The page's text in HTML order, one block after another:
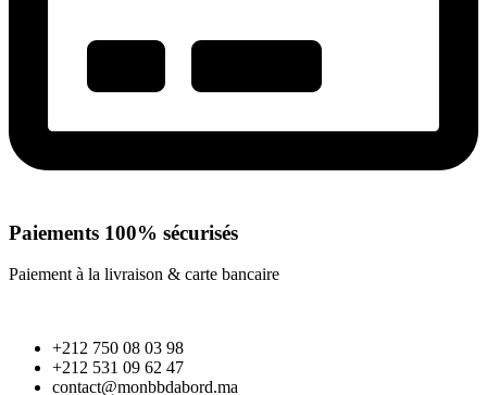
Paiements 100% sécurisés
Paiement à la livraison & carte bancaire
+212 750 08 03 98
+212 531 09 62 47
contact@monbbdabord.ma